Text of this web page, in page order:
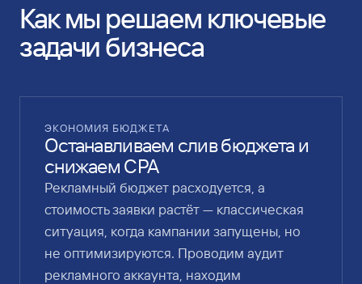
Как мы решаем ключевые
задачи бизнеса
ЭКОНОМИЯ БЮДЖЕТА
Останавливаем слив бюджета и
снижаем CPA
Рекламный бюджет расходуется, а
стоимость заявки растёт — классическая
ситуация, когда кампании запущены, но
не оптимизируются. Проводим аудит
рекламного аккаунта, находим